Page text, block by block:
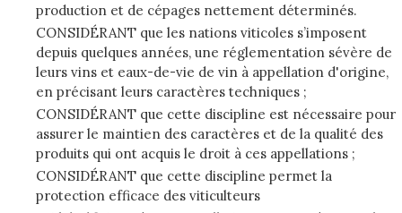
production et de cépages nettement déterminés.
CONSIDÉRANT que les nations viticoles s’imposent
depuis quelques années, une réglementation sévère de
leurs vins et eaux-de-vie de vin à appellation d'origine,
en précisant leurs caractères techniques ;
CONSIDÉRANT que cette discipline est nécessaire pour
assurer le maintien des caractères et de la qualité des
produits qui ont acquis le droit à ces appellations ;
CONSIDÉRANT que cette discipline permet la
protection efficace des viticulteurs